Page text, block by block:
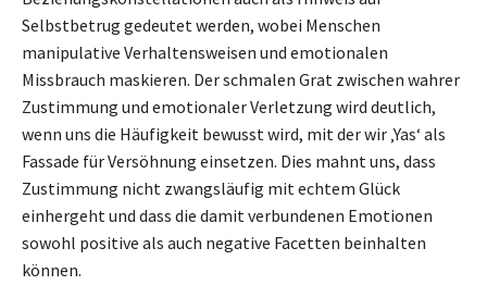
Selbstbetrug gedeutet werden, wobei Menschen
manipulative Verhaltensweisen und emotionalen
Missbrauch maskieren. Der schmalen Grat zwischen wahrer
Zustimmung und emotionaler Verletzung wird deutlich,
wenn uns die Häufigkeit bewusst wird, mit der wir ‚Yas‘ als
Fassade für Versöhnung einsetzen. Dies mahnt uns, dass
Zustimmung nicht zwangsläufig mit echtem Glück
einhergeht und dass die damit verbundenen Emotionen
sowohl positive als auch negative Facetten beinhalten
können.